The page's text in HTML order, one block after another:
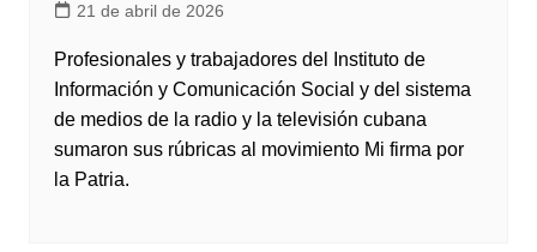
21 de abril de 2026
Profesionales y trabajadores del Instituto de
Información y Comunicación Social y del sistema
de medios de la radio y la televisión cubana
sumaron sus rúbricas al movimiento Mi firma por
la Patria.